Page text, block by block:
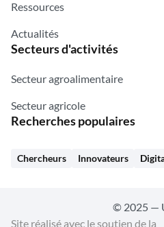
Ressources
Actualités
Secteurs d'activités
Secteur agroalimentaire
Secteur agricole
Recherches populaires
Chercheurs Innovateurs
© 2025 —
Site réalisé avec le soutien de la